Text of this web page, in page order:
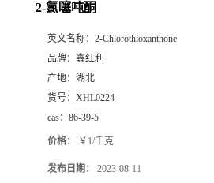
2-氯噻吨酮
英文名称： 2-Chlorothioxanthone
品牌： 鑫红利
产地： 湖北
货号： XHL0224
cas： 86-39-5
价格： ￥1/千克
发布日期： 2023-08-11